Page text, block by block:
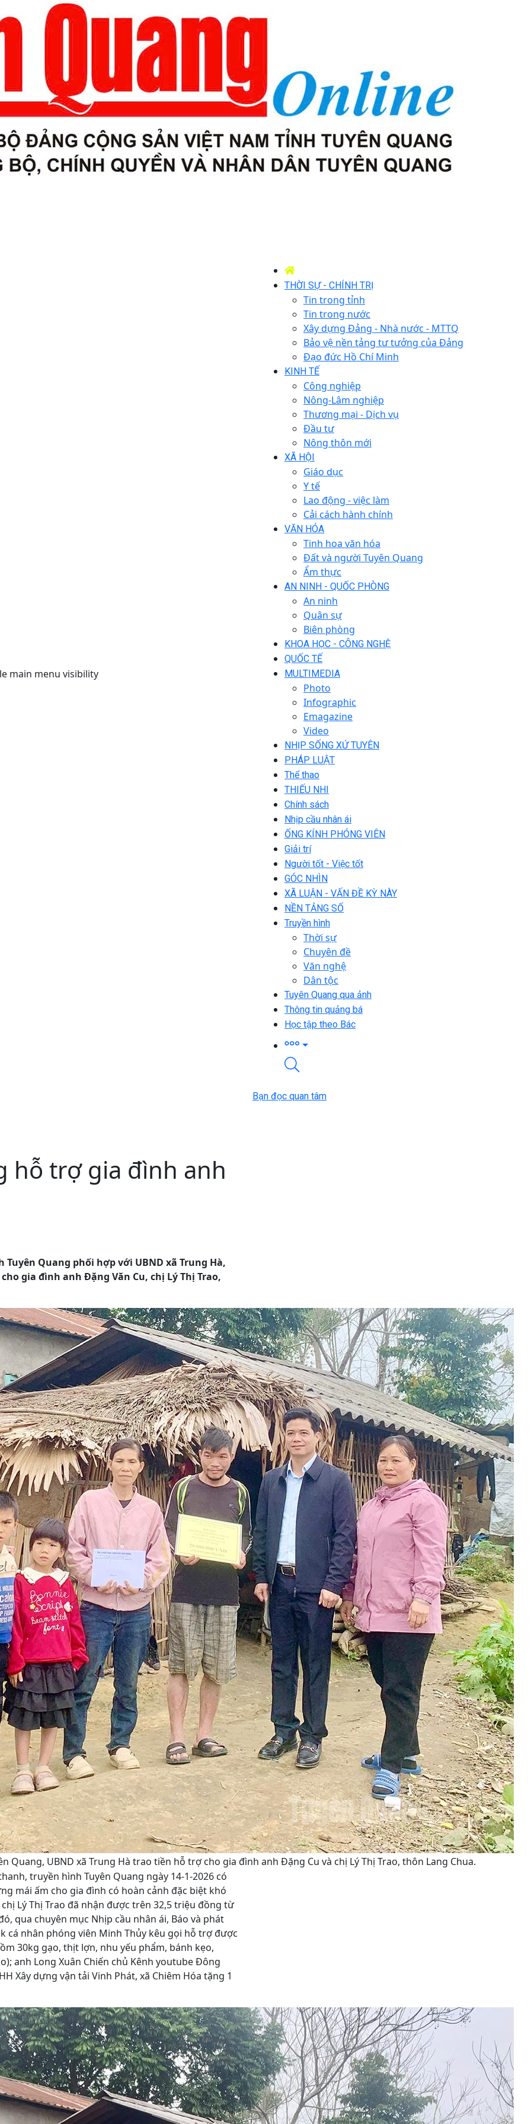
main menu visibility
THỜI SỰ - CHÍNH TRỊ
Tin trong tỉnh
Tin trong nước
Xây dựng Đảng - Nhà nước - MTTQ
Bảo vệ nền tảng tư tưởng của Đảng
Đạo đức Hồ Chí Minh
KINH TẾ
Công nghiệp
Nông-Lâm nghiệp
Thương mại - Dịch vụ
Đầu tư
Nông thôn mới
XÃ HỘI
Giáo dục
Y tế
Lao động - việc làm
Cải cách hành chính
VĂN HÓA
Tinh hoa văn hóa
Đất và người Tuyên Quang
Ẩm thực
AN NINH - QUỐC PHÒNG
An ninh
Quân sự
Biên phòng
KHOA HỌC - CÔNG NGHỆ
QUỐC TẾ
MULTIMEDIA
Photo
Infographic
Emagazine
Video
NHỊP SỐNG XỨ TUYÊN
PHÁP LUẬT
Thể thao
THIẾU NHI
Chính sách
Nhịp cầu nhân ái
ỐNG KÍNH PHÓNG VIÊN
Giải trí
Người tốt - Việc tốt
GÓC NHÌN
XÃ LUẬN - VẤN ĐỀ KỲ NÀY
NỀN TẢNG SỐ
Truyền hình
Thời sự
Chuyên đề
Văn nghệ
Dân tộc
Tuyên Quang qua ảnh
Thông tin quảng bá
Học tập theo Bác
hỗ trợ gia đình anh
Quang phối hợp với UBND xã Trung Hà,
gia đình anh Đặng Văn Cu, chị Lý Thị Trao,
Quang, UBND xã Trung Hà trao tiền hỗ trợ cho gia đình anh Đặng Cu và chị Lý Thị Trao, thôn Lang Chua.
truyền hình Tuyên Quang ngày 14-1-2026 có
mái ấm cho gia đình có hoàn cảnh đặc biệt khó
Lý Thị Trao đã nhận được trên 32,5 triệu đồng từ
qua chuyên mục Nhịp cầu nhân ái, Báo và phát
cá nhân phóng viên Minh Thủy kêu gọi hỗ trợ được
30kg gạo, thịt lợn, nhu yếu phẩm, bánh kẹo,
anh Long Xuân Chiến chủ Kênh youtube Đông
Xây dựng vận tải Vinh Phát, xã Chiêm Hóa tặng 1
Bạn đọc quan tâm